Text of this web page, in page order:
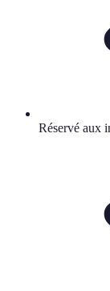
Réservé aux